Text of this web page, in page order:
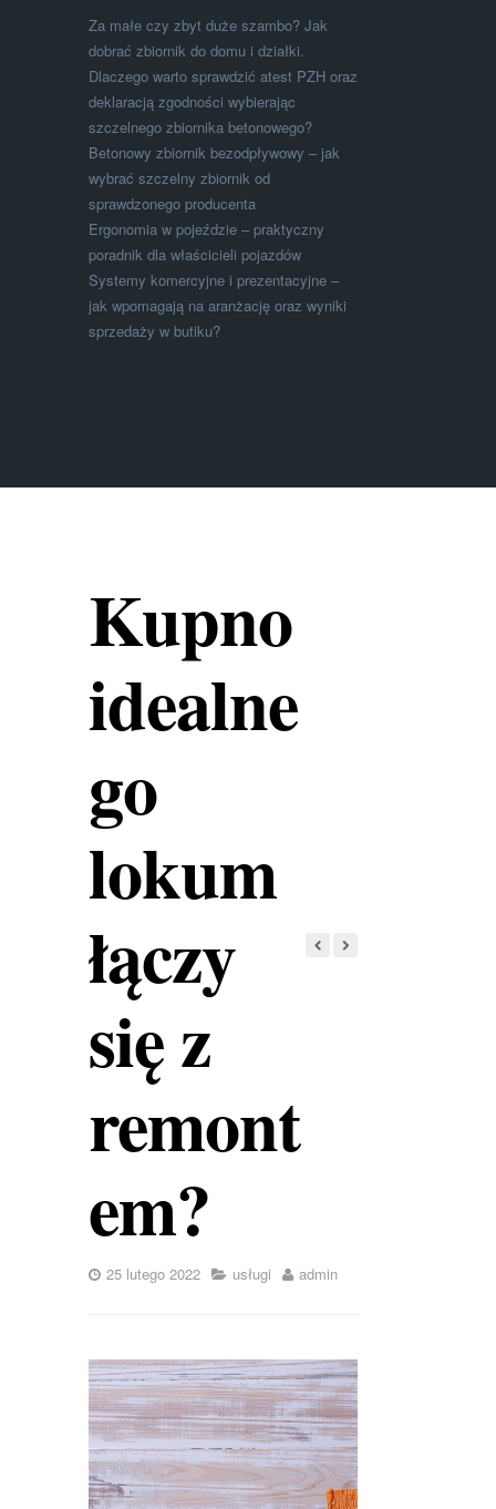
Za małe czy zbyt duże szambo? Jak
dobrać zbiornik do domu i działki.
Dlaczego warto sprawdzić atest PZH oraz
deklaracją zgodności wybierając
szczelnego zbiornika betonowego?
Betonowy zbiornik bezodpływowy – jak
wybrać szczelny zbiornik od
sprawdzonego producenta
Ergonomia w pojeździe – praktyczny
poradnik dla właścicieli pojazdów
Systemy komercyjne i prezentacyjne –
jak wpomagają na aranżację oraz wyniki
sprzedaży w butiku?
Kupno
idealne
go
lokum
łączy
się z
remont
em?
25 lutego 2022 usługi admin